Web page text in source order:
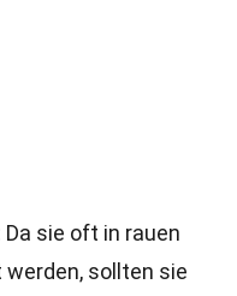
Da sie oft in rauen
sollten sie